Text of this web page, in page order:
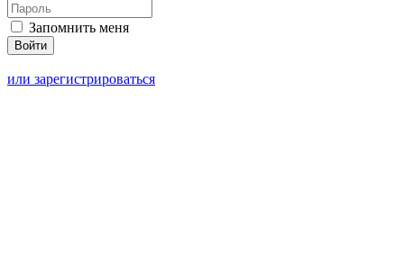
Запомнить меня
или зарегистрироваться